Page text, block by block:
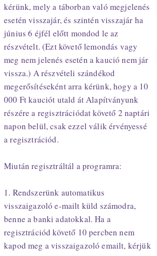
kérünk, mely a táborban való megjelenés
esetén visszajár, és szintén visszajár ha
június 6 éjfél előtt mondod le az
részvételt. (Ezt követő lemondás vagy
meg nem jelenés esetén a kaució nem jár
vissza.) A részvételi szándékod
megerősítéseként arra kérünk, hogy a 10
000 Ft kauciót utald át Alapítványunk
részére a regisztrációdat követő 2 naptári
napon belül, csak ezzel válik érvényessé
a regisztrációd.
Miután regisztráltál a programra:
1. Rendszerünk automatikus
visszaigazoló e-mailt küld számodra,
benne a banki adatokkal. Ha a
regisztrációd követő 10 percben nem
kapod meg a visszaigazoló emailt, kérjük